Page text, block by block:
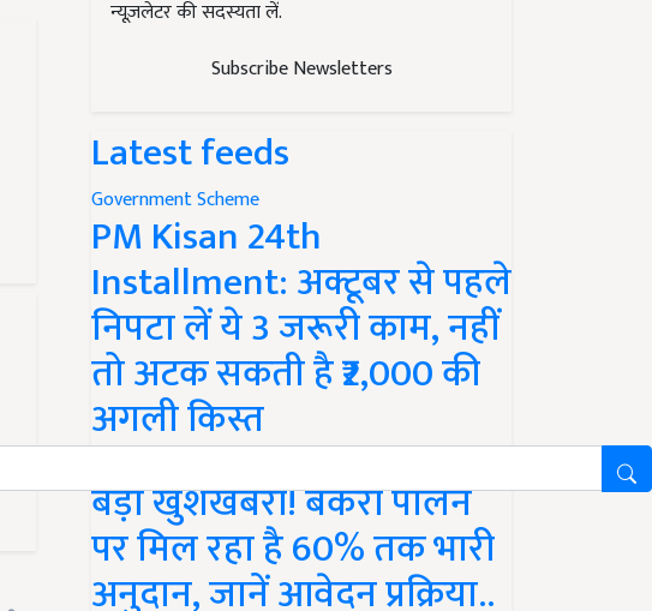
न्यूज़लेटर की सदस्यता लें.
Subscribe Newsletters
Latest feeds
Government Scheme
PM Kisan 24th
Installment: अक्टूबर से पहले
निपटा लें ये 3 जरूरी काम, नहीं
तो अटक सकती है ₹2,000 की
अगली किस्त
बड़ी खुशखबरी! बकरी पालन
पर मिल रहा है 60% तक भारी
अनुदान, जानें आवेदन प्रक्रिया..